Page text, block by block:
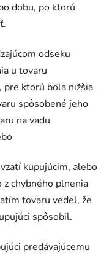
dobu, po ktorú
odseku
u tovaru
pre ktorú bola nižšia
spôsobené jeho
na vadu
kupujúcim, alebo
z chybného plnenia
tovaru vedel, že
spôsobil.
predávajúcemu